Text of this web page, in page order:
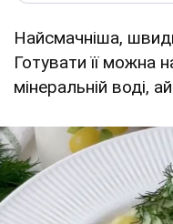
Найсмачніша,
Готувати її можна
мінеральній воді,